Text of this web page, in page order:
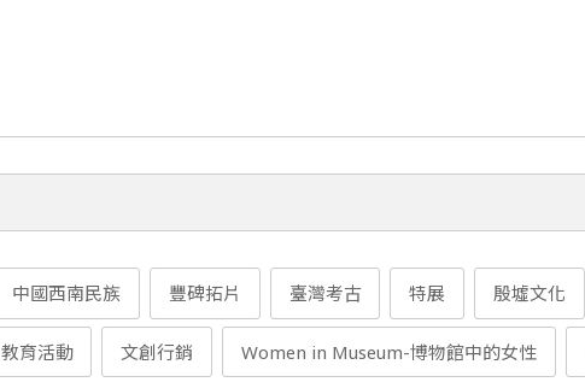
中國西南民族 豐碑拓片 臺灣考古 特展 殷墟文化
教育活動 文創行銷 Women in Museum-博物館中的女性